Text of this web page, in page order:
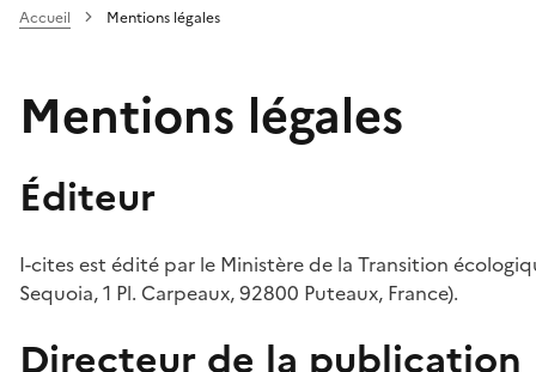
Accueil Mentions légales
Mentions légales
Éditeur
I-cites est édité par le Ministère de la Transition
Sequoia, 1 Pl. Carpeaux, 92800 Puteaux, France).
Directeur de la publication